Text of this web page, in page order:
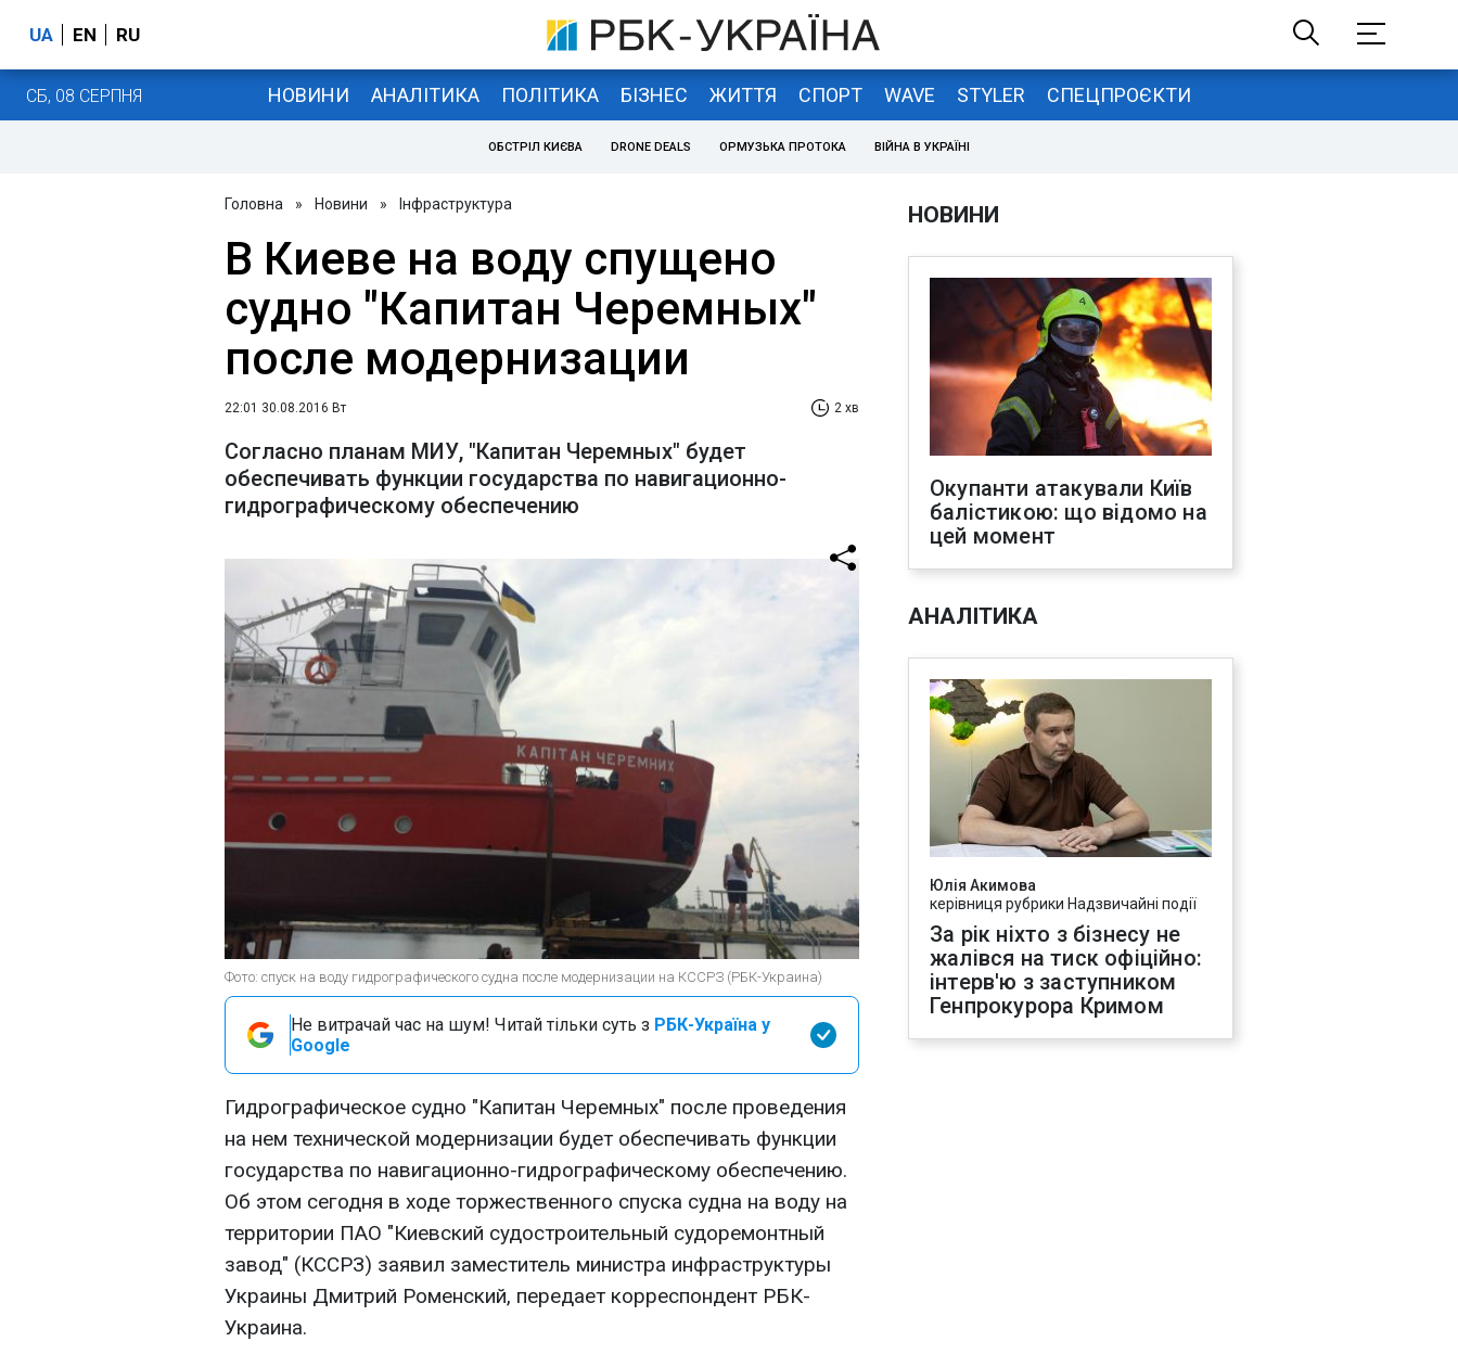
UA EN RU
СБ, 08 СЕРПНЯ НОВИНИ АНАЛІТИКА ПОЛІТИКА БІЗНЕС ЖИТТЯ СПОРТ WAVE STYLER СПЕЦПРОЄКТИ
ОБСТРІЛ КИЄВА DRONE DEALS ОРМУЗЬКА ПРОТОКА ВІЙНА В УКРАЇНІ
Головна » Новини » Інфраструктура
В Киеве на воду спущено
судно "Капитан Черемных"
после модернизации
22:01 30.08.2016 Вт 2 хв
Согласно планам МИУ, "Капитан Черемных" будет
обеспечивать функции государства по навигационно-
гидрографическому обеспечению
Фото: спуск на воду гидрографического судна после модернизации на КССРЗ (РБК-Украина)
Не витрачай час на шум! Читай тільки суть з РБК-Україна у
Google
Гидрографическое судно "Капитан Черемных" после проведения
на нем технической модернизации будет обеспечивать функции
государства по навигационно-гидрографическому обеспечению.
Об этом сегодня в ходе торжественного спуска судна на воду на
территории ПАО "Киевский судостроительный судоремонтный
завод" (КССРЗ) заявил заместитель министра инфраструктуры
Украины Дмитрий Роменский, передает корреспондент РБК-
Украина.
НОВИНИ
Окупанти атакували Київ
балістикою: що відомо на
цей момент
АНАЛІТИКА
Юлія Акимова
керівниця рубрики Надзвичайні події
За рік ніхто з бізнесу не
жалівся на тиск офіційно:
інтерв'ю з заступником
Генпрокурора Кримом